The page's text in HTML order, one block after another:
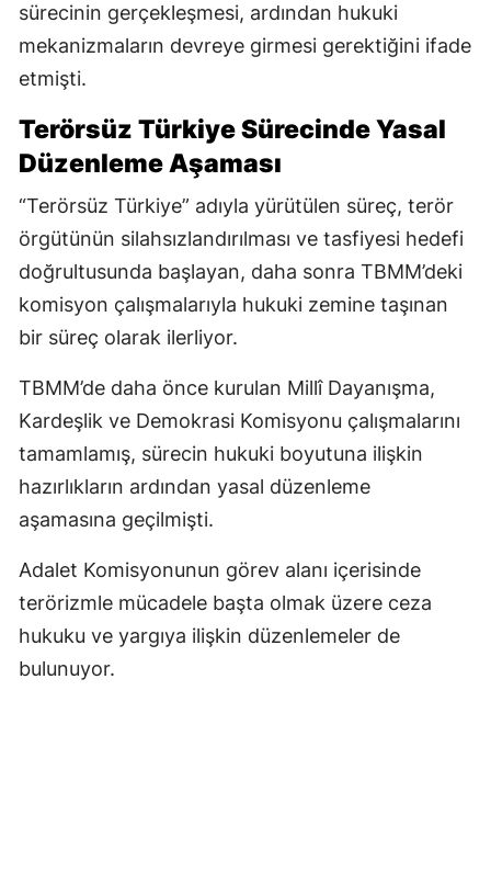
sürecinin gerçekleşmesi, ardından hukuki
mekanizmaların devreye girmesi gerektiğini ifade
etmişti.
Terörsüz Türkiye Sürecinde Yasal
Düzenleme Aşaması
“Terörsüz Türkiye” adıyla yürütülen süreç, terör
örgütünün silahsızlandırılması ve tasfiyesi hedefi
doğrultusunda başlayan, daha sonra TBMM’deki
komisyon çalışmalarıyla hukuki zemine taşınan
bir süreç olarak ilerliyor.
TBMM’de daha önce kurulan Millî Dayanışma,
Kardeşlik ve Demokrasi Komisyonu çalışmalarını
tamamlamış, sürecin hukuki boyutuna ilişkin
hazırlıkların ardından yasal düzenleme
aşamasına geçilmişti.
Adalet Komisyonunun görev alanı içerisinde
terörizmle mücadele başta olmak üzere ceza
hukuku ve yargıya ilişkin düzenlemeler de
bulunuyor.